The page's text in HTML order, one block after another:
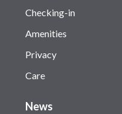
Checking-in
Amenities
Privacy
Care
News